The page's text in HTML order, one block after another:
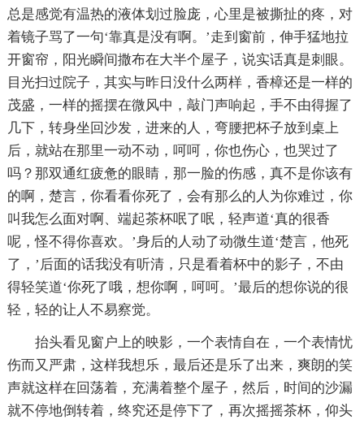
总是感觉有温热的液体划过脸庞，心里是被撕扯的疼，对
着镜子骂了一句‘靠真是没有啊。’走到窗前，伸手猛地拉
开窗帘，阳光瞬间撒布在大半个屋子，说实话真是刺眼。
目光扫过院子，其实与昨日没什么两样，香樟还是一样的
茂盛，一样的摇摆在微风中，敲门声响起，手不由得握了
几下，转身坐回沙发，进来的人，弯腰把杯子放到桌上
后，就站在那里一动不动，呵呵，你也伤心，也哭过了
吗？那双通红疲惫的眼睛，那一脸的伤感，真不是你该有
的啊，楚言，你看看你死了，会有那么的人为你难过，你
叫我怎么面对啊、端起茶杯呡了呡，轻声道‘真的很香
呢，怪不得你喜欢。’身后的人动了动微生道‘楚言，他死
了，’后面的话我没有听清，只是看着杯中的影子，不由
得轻笑道‘你死了哦，想你啊，呵呵。’最后的想你说的很
轻，轻的让人不易察觉。
抬头看见窗户上的映影，一个表情自在，一个表情忧
伤而又严肃，这样我想乐，最后还是乐了出来，爽朗的笑
声就这样在回荡着，充满着整个屋子，然后，时间的沙漏
就不停地倒转着，终究还是停下了，再次摇摇茶杯，仰头